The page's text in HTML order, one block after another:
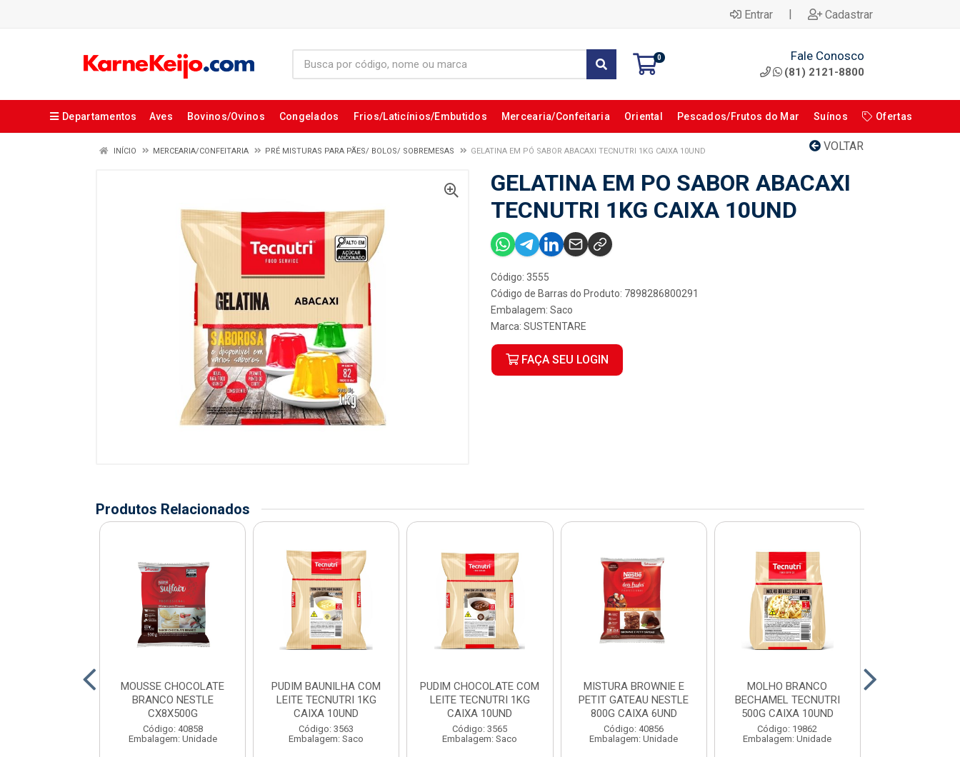
Entrar | Cadastrar
0 Fale Conosco
(81) 2121-8800
Departamentos Aves Bovinos/Ovinos Congelados Frios/Laticínios/Embutidos Mercearia/Confeitaria Oriental Pescados/Frutos do Mar Suínos Ofertas
VOLTAR
INÍCIO MERCEARIA/CONFEITARIA PRÉ MISTURAS PARA PÃES/ BOLOS/ SOBREMESAS GELATINA EM PÓ SABOR ABACAXI TECNUTRI 1KG CAIXA 10UND
GELATINA EM PO SABOR ABACAXI
TECNUTRI 1KG CAIXA 10UND
Código: 3555
Código de Barras do Produto: 7898286800291
Embalagem: Saco
Marca: SUSTENTARE
FAÇA SEU LOGIN
Produtos Relacionados
MOUSSE CHOCOLATE
BRANCO NESTLE
CX8X500G
Código: 40858
Embalagem: Unidade
PUDIM BAUNILHA COM
LEITE TECNUTRI 1KG
CAIXA 10UND
Código: 3563
Embalagem: Saco
PUDIM CHOCOLATE COM
LEITE TECNUTRI 1KG
CAIXA 10UND
Código: 3565
Embalagem: Saco
MISTURA BROWNIE E
PETIT GATEAU NESTLE
800G CAIXA 6UND
Código: 40856
Embalagem: Unidade
MOLHO BRANCO
BECHAMEL TECNUTRI
500G CAIXA 10UND
Código: 19862
Embalagem: Unidade